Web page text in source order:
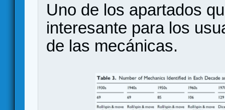
Uno de los apartados
interesante para los
de las mecánicas.